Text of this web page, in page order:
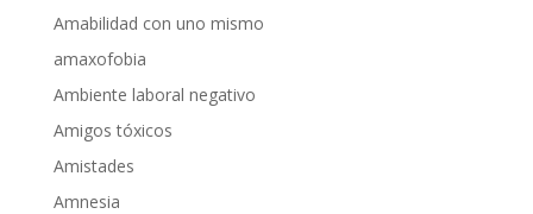
Amabilidad con uno mismo
amaxofobia
Ambiente laboral negativo
Amigos tóxicos
Amistades
Amnesia